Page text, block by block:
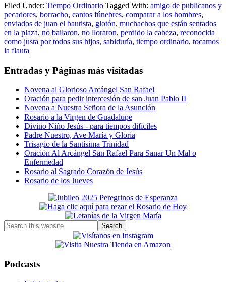
Filed Under: Tiempo Ordinario Tagged With: amigo de publicanos y
pecadores, borracho, cantos fúnebres, comparar a los hombres,
enviados de juan el bautista, glotón, muchachos que están sentados
en la plaza, no bailaron, no lloraron, perdido la cabeza, reconocida
como justa por todos sus hijos, sabiduría, tiempo ordinario, tocamos
la flauta
Entradas y Páginas más visitadas
Novena al Glorioso Arcángel San Rafael
Oración para pedir intercesión de san Juan Pablo II
Novena a Nuestra Señora de la Asunción
Rosario a la Virgen de Guadalupe
Divino Niño Jesús - para tiempos difíciles
Padre Nuestro, Ave María y Gloria
Trisagio de la Santísima Trinidad
Oración Al Arcángel San Rafael Para Sanar Un Mal o
Enfermedad
Rosario al Sagrado Corazón de Jesús
Rosario de los Jueves
Primary
Sidebar
Search
this
Podcasts